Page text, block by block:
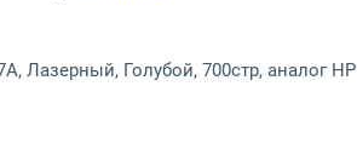
Лазерный, Голубой, 700стр, аналог HP